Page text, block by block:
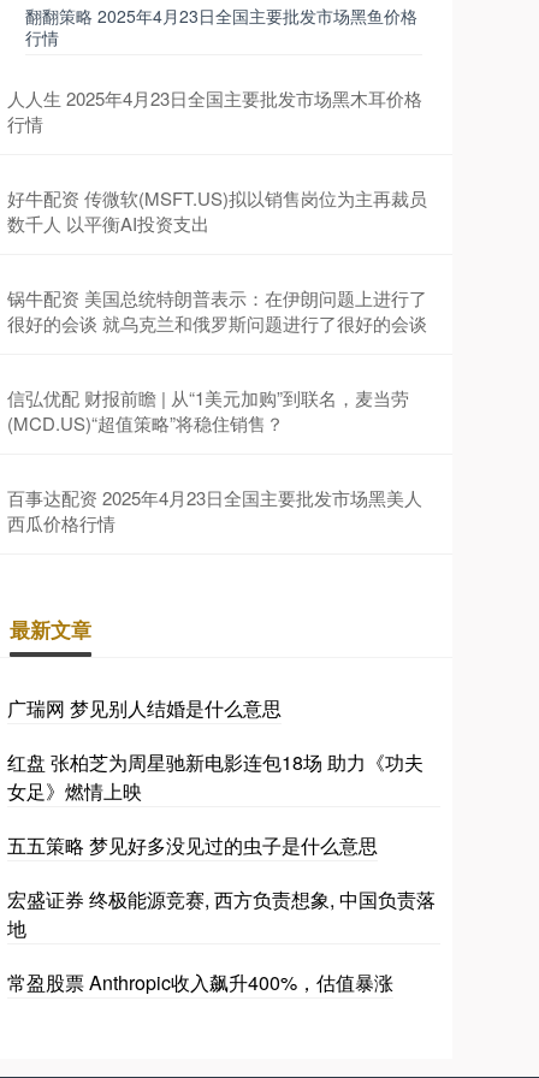
翻翻策略 2025年4月23日全国主要批发市场黑鱼价格
行情
人人生 2025年4月23日全国主要批发市场黑木耳价格
行情
好牛配资 传微软(MSFT.US)拟以销售岗位为主再裁员
数千人 以平衡AI投资支出
锅牛配资 美国总统特朗普表示：在伊朗问题上进行了
很好的会谈 就乌克兰和俄罗斯问题进行了很好的会谈
信弘优配 财报前瞻 | 从“1美元加购”到联名，麦当劳
(MCD.US)“超值策略”将稳住销售？
百事达配资 2025年4月23日全国主要批发市场黑美人
西瓜价格行情
最新文章
广瑞网 梦见别人结婚是什么意思
红盘 张柏芝为周星驰新电影连包18场 助力《功夫
女足》燃情上映
五五策略 梦见好多没见过的虫子是什么意思
宏盛证券 终极能源竞赛, 西方负责想象, 中国负责落
地
常盈股票 Anthropic收入飙升400%，估值暴涨